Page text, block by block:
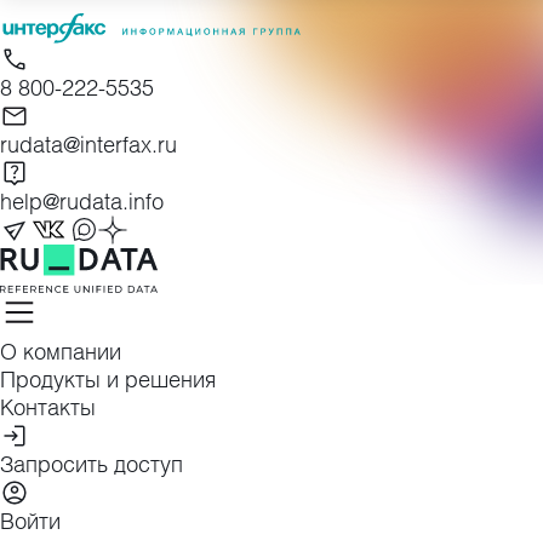
to
content
8 800-222-5535
rudata@interfax.ru
help@rudata.info
О компании
Продукты и решения
Контакты
Запросить доступ
Войти